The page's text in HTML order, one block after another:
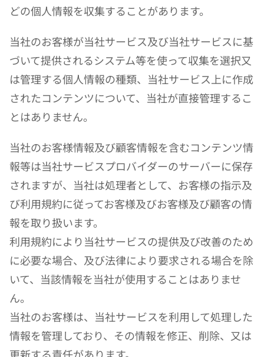
どの個人情報を収集することがあります。
当社のお客様が当社サービス及び当社サービスに基
づいて提供されるシステム等を使って収集を選択又
は管理する個人情報の種類、当社サービス上に作成
されたコンテンツについて、当社が直接管理するこ
とはありません。
当社のお客様情報及び顧客情報を含むコンテンツ情
報等は当社サービスプロバイダーのサーバーに保存
されますが、当社は処理者として、お客様の指示及
び利用規約に従ってお客様及びお客様及び顧客の情
報を取り扱います。
利用規約により当社サービスの提供及び改善のため
に必要な場合、及び法律により要求される場合を除
いて、当該情報を当社が使用することはありませ
ん。
当社のお客様は、当社サービスを利用して処理した
情報を管理しており、その情報を修正、削除、又は